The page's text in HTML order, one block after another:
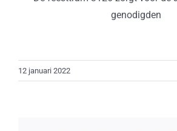
genodigden
12 januari 2022